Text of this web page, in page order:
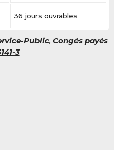
36 jours ouvrables
Public, Congés payés
3